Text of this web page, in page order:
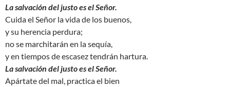
La salvación del justo es el Señor.
Cuida el Señor la vida de los buenos,
y su herencia perdura;
no se marchitarán en la sequía,
y en tiempos de escasez tendrán hartura.
La salvación del justo es el Señor.
Apártate del mal, practica el bien